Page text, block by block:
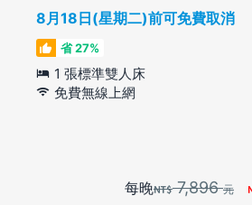
8月18日(星期二)前可免費取消
省 27%
1 張標準雙人床
免費無線上網
每晚 7,896元